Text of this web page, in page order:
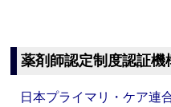
薬剤師認定制度認証
日本プライマリ・ケア